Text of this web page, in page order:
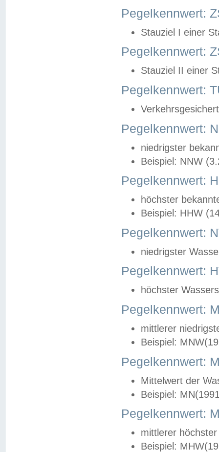
Pegelkennwert:
Stauziel I einer
Pegelkennwert:
Stauziel II einer
Pegelkennwert:
Pegelkennwert:
niedrigster
Beispiel: NNW
Pegelkennwert:
höchster
Beispiel: HHW
Pegelkennwert:
niedrigster
Pegelkennwert:
höchster
Pegelkennwert:
mittlerer
Beispiel:
Pegelkennwert:
Mittelwert der
Beispiel:
Pegelkennwert:
mittlerer
Beispiel: